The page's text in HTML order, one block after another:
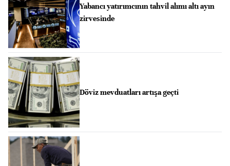
Yabancı yatırımcının tahvil alımı altı ayın
zirvesinde
Döviz mevduatları artışa geçti